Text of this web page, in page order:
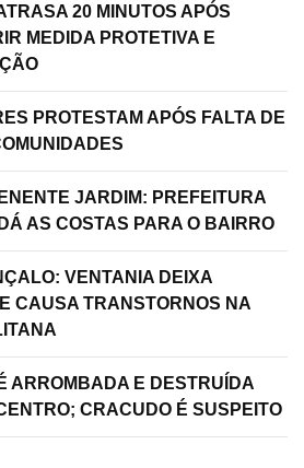
20 MINUTOS APÓS
MEDIDA PROTETIVA E
PROTESTAM APÓS FALTA DE
JARDIM: PREFEITURA
AS COSTAS PARA O BAIRRO
VENTANIA DEIXA
CAUSA TRANSTORNOS NA
ARROMBADA E DESTRUÍDA
CRACUDO É SUSPEITO